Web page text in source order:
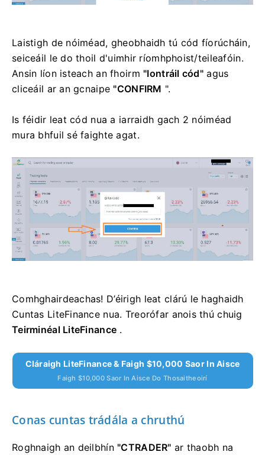
Laistigh de nóiméad, gheobhaidh tú cód fíorúcháin,
seiceáil le do thoil d'uimhir ríomhphoist/teileafóin.
Ansin líon isteach an fhoirm "Iontráil cód" agus
cliceáil ar an gcnaipe "CONFIRM ".
Is féidir leat cód nua a iarraidh gach 2 nóiméad
mura bhfuil sé faighte agat.
Comhghairdeachas! D’éirigh leat clárú le haghaidh
Cuntas LiteFinance nua. Treorófar anois thú chuig
Teirminéal LiteFinance .
Cláraigh LiteFinance & Faigh $10,000 Saor In Aisce
Faigh $10,000 Saor In Aisce Do Thosaitheoirí
Conas cuntas trádála a chruthú
Roghnaigh an deilbhín "CTRADER" ar thaobh na